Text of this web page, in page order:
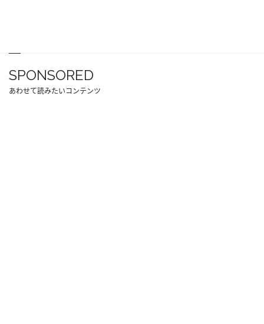
SPONSORED
あわせて読みたいコンテンツ